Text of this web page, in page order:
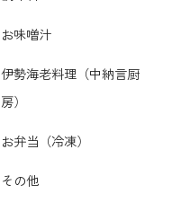
お味噌汁
伊勢海老料理（中納言厨
房）
お弁当（冷凍）
その他